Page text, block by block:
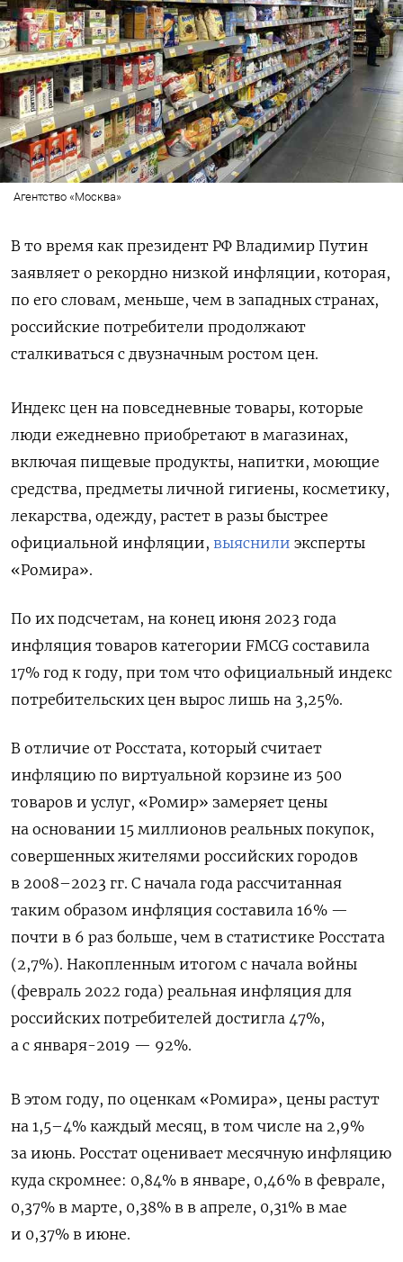
Агентство «Москва»
В то время как президент РФ Владимир Путин
заявляет о рекордно низкой инфляции, которая,
по его словам, меньше, чем в западных странах,
российские потребители продолжают
сталкиваться с двузначным ростом цен.
Индекс цен на повседневные товары, которые
люди ежедневно приобретают в магазинах,
включая пищевые продукты, напитки, моющие
средства, предметы личной гигиены, косметику,
лекарства, одежду, растет в разы быстрее
официальной инфляции, выяснили эксперты
«Ромира».
По их подсчетам, на конец июня 2023 года
инфляция товаров категории FMCG составила
17% год к году, при том что официальный индекс
потребительских цен вырос лишь на 3,25%.
В отличие от Росстата, который считает
инфляцию по виртуальной корзине из 500
товаров и услуг, «Ромир» замеряет цены
на основании 15 миллионов реальных покупок,
совершенных жителями российских городов
в 2008–2023 гг. С начала года рассчитанная
таким образом инфляция составила 16% —
почти в 6 раз больше, чем в статистике Росстата
(2,7%). Накопленным итогом с начала войны
(февраль 2022 года) реальная инфляция для
российских потребителей достигла 47%,
а с января-2019 — 92%.
В этом году, по оценкам «Ромира», цены растут
на 1,5–4% каждый месяц, в том числе на 2,9%
за июнь. Росстат оценивает месячную инфляцию
куда скромнее: 0,84% в январе, 0,46% в феврале,
0,37% в марте, 0,38% в в апреле, 0,31% в мае
и 0,37% в июне.